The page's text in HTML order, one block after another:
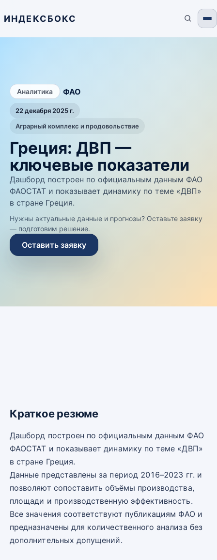
ИНДЕКСБОКС
Аналитика ФАО
22 декабря 2025 г.
Аграрный комплекс и продовольствие
Греция: ДВП —
ключевые показатели
Дашборд построен по официальным данным ФАО
ФАОСТАТ и показывает динамику по теме «ДВП»
в стране Греция.
Нужны актуальные данные и прогнозы? Оставьте заявку
— подготовим решение.
Оставить заявку
Краткое резюме
Дашборд построен по официальным данным ФАО
ФАОСТАТ и показывает динамику по теме «ДВП»
в стране Греция.
Данные представлены за период 2016–2023 гг. и
позволяют сопоставить объёмы производства,
площади и производственную эффективность.
Все значения соответствуют публикациям ФАО и
предназначены для количественного анализа без
дополнительных допущений.